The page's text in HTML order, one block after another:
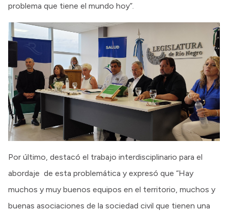
problema que tiene el mundo hoy”.
Por último, destacó el trabajo interdisciplinario para el
abordaje de esta problemática y expresó que “Hay
muchos y muy buenos equipos en el territorio, muchos y
buenas asociaciones de la sociedad civil que tienen una